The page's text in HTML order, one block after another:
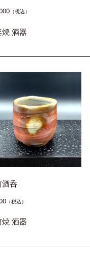
酒器
呑
焼 酒器